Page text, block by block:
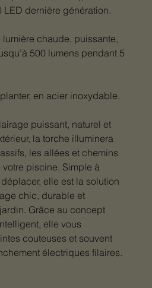
LED dernière génération.
chaude, puissante,
500 lumens pendant 5
en acier inoxydable.
puissant, naturel et
la torche illuminera
les allées et chemins
piscine. Simple à
elle est la solution
chic, durable et
Grâce au concept
elle vous
couteuses et souvent
électriques filaires.